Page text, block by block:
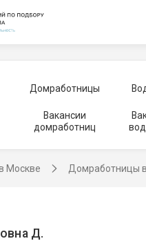
Домработницы
Вакансии
домработниц
Москве Домработницы
Д.